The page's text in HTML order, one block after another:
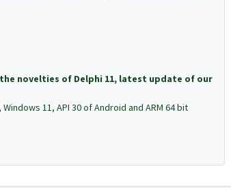
novelties of Delphi 11, latest update of our
11, API 30 of Android and ARM 64 bit